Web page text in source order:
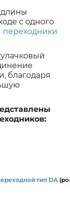
с одного
переходники
благодаря
тип DA